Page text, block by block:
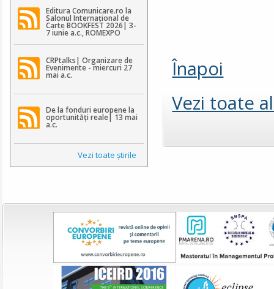
Editura Comunicare.ro la
Salonul Internațional de
Carte BOOKFEST 2026| 3-
7 iunie a.c., ROMEXPO
CRPtalks| Organizare de
Evenimente - miercuri 27
mai a.c.
De la fonduri europene la
oportunități reale| 13 mai
a.c.
Vezi toate ştirile
Înapoi
Vezi toate